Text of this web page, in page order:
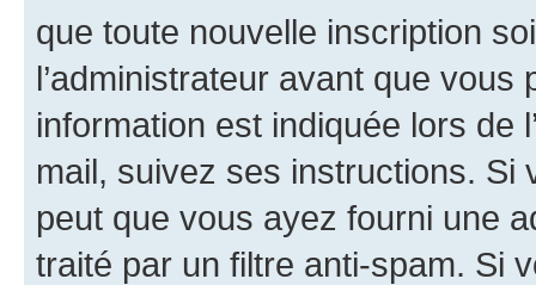
que toute nouvelle inscription
l’administrateur avant que
information est indiquée lors de
mail, suivez ses instructions. Si
peut que vous ayez fourni une
traité par un filtre anti-spam. Si